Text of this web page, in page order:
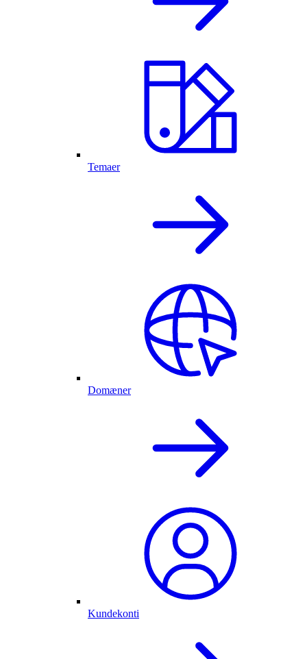
Temaer
Domæner
Kundekonti